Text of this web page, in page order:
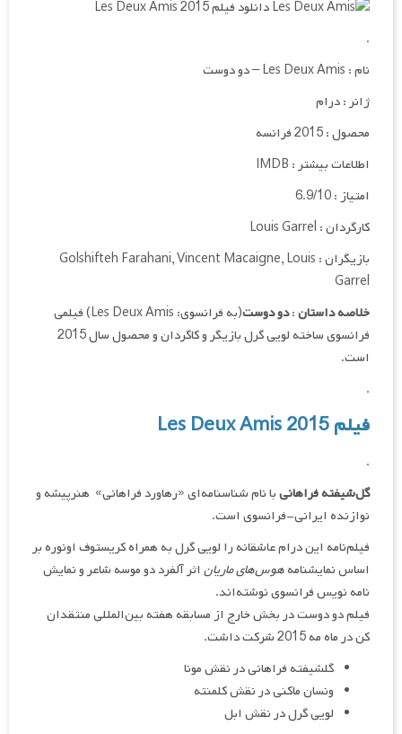
.
نام : Les Deux Amis – دو دوست
ژانر : درام
محصول : 2015 فرانسه
اطلاعات بیشتر : IMDB
امتیاز : 6.9/10
کارگردان : Louis Garrel
بازیگران :
Golshifteh Farahani,Vincent Macaigne,Louis
Garrel
خلاصه داستان:دو دوست(به فرانسوی: Les Deux Amis) فیلمی
فرانسوی ساخته لویی گرل بازیگر و کاگردان و محصول سال 2015
است.
.
فیلم Les Deux Amis 2015
.
گل‌شیفته فراهانیبا نام شناسنامه‌ای «رهاورد فراهانی» هنرپیشه و
نوازنده ایرانی-فرانسوی است.
فیلم‌نامه این درام عاشقانه را لویی گرل به همراه کریستوف اونوره بر
اساس نمایشنامههوس‌های ماریان اثر آلفرد دو موسه شاعر و نمایش
نامه نویس فرانسوی نوشته‌اند.
فیلم دو دوست در بخش خارج از مسابقه هفته بین‌المللی منتقدان
کن در ماه مه 2015 شرکت داشت.
گلشیفته فراهانی در نقش مونا
ونسان ماکنی در نقش کلمنته
لویی گرل در نقش ابل